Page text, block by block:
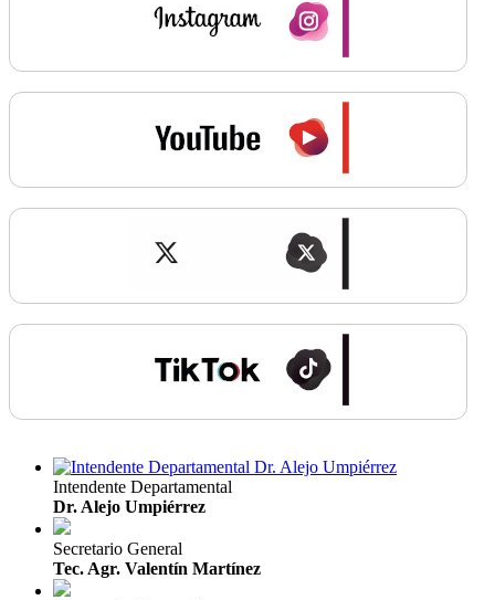
Intendente Departamental
Dr. Alejo Umpiérrez
Secretario General
Tec. Agr. Valentín Martínez